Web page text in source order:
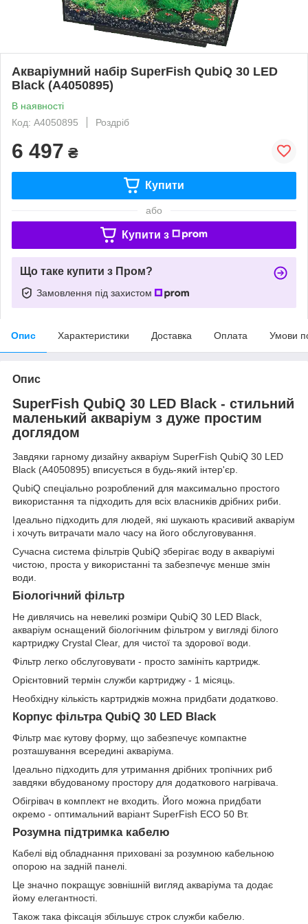
Акваріумний набір SuperFish QubiQ 30 LED
Black (A4050895)
В наявності
Код: A4050895
Роздріб
6 497 ₴
Купити
або
Купити з
Що таке купити з Пром?
Замовлення під захистом
Опис Характеристики Доставка Оплата Умови
Опис
SuperFish QubiQ 30 LED Black - стильний
маленький акваріум з дуже простим
доглядом
Завдяки гарному дизайну акваріум SuperFish QubiQ 30 LED
Black (A4050895) вписується в будь-який інтер'єр.
QubiQ спеціально розроблений для максимально простого
використання та підходить для всіх власників дрібних риби.
Ідеально підходить для людей, які шукають красивий акваріум
і хочуть витрачати мало часу на його обслуговування.
Сучасна система фільтрів QubiQ зберігає воду в акваріумі
чистою, проста у використанні та забезпечує менше змін
води.
Біологічний фільтр
Не дивлячись на невеликі розміри QubiQ 30 LED Black,
акваріум оснащений біологічним фільтром у вигляді білого
картриджу Crystal Clear, для чистої та здорової води.
Фільтр легко обслуговувати - просто замініть картридж.
Орієнтовний термін служби картриджу - 1 місяць.
Необхідну кількість картриджів можна придбати додатково.
Корпус фільтра QubiQ 30 LED Black
Фільтр має кутову форму, що забезпечує компактне
розташування всередині акваріума.
Ідеально підходить для утримання дрібних тропічних риб
завдяки вбудованому простору для додаткового нагрівача.
Обігрівач в комплект не входить. Його можна придбати
окремо - оптимальний варіант SuperFish ECO 50 Вт.
Розумна підтримка кабелю
Кабелі від обладнання приховані за розумною кабельною
опорою на задній панелі.
Це значно покращує зовнішній вигляд акваріума та додає
йому елегантності.
Також така фіксація збільшує строк служби кабелю.